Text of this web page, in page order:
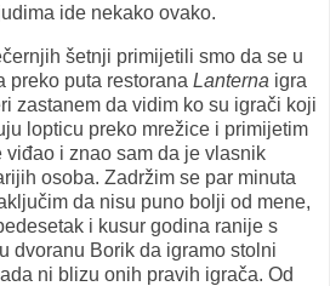
ide nekako ovako.
šetnji primijetili smo da se u
preko puta restorana Lanterna igra
zastanem da vidim ko su igrači koji
lopticu preko mrežice i primijetim
i znao sam da je vlasnik
osoba. Zadržim se par minuta
da nisu puno bolji od mene,
i kusur godina ranije s
dvoranu Borik da igramo stolni
ni blizu onih pravih igrača. Od